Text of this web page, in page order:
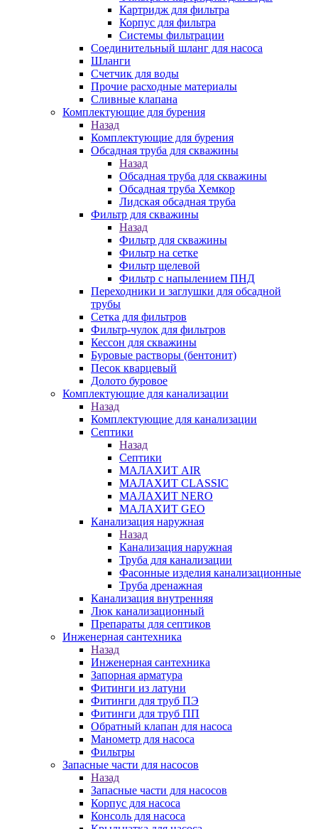
Картридж для фильтра
Корпус для фильтра
Системы фильтрации
Соединительный шланг для насоса
Шланги
Счетчик для воды
Прочие расходные материалы
Сливные клапана
Комплектующие для бурения
Назад
Комплектующие для бурения
Обсадная труба для скважины
Назад
Обсадная труба для скважины
Обсадная труба Хемкор
Лидская обсадная труба
Фильтр для скважины
Назад
Фильтр для скважины
Фильтр на сетке
Фильтр щелевой
Фильтр с напылением ПНД
Переходники и заглушки для обсадной
трубы
Сетка для фильтров
Фильтр-чулок для фильтров
Кессон для скважины
Буровые растворы (бентонит)
Песок кварцевый
Долото буровое
Комплектующие для канализации
Назад
Комплектующие для канализации
Септики
Назад
Септики
МАЛАХИТ AIR
МАЛАХИТ CLASSIC
МАЛАХИТ NERO
МАЛАХИТ GEO
Канализация наружная
Назад
Канализация наружная
Труба для канализации
Фасонные изделия канализационные
Труба дренажная
Канализация внутренняя
Люк канализационный
Препараты для септиков
Инженерная сантехника
Назад
Инженерная сантехника
Запорная арматура
Фитинги из латуни
Фитинги для труб ПЭ
Фитинги для труб ПП
Обратный клапан для насоса
Манометр для насоса
Фильтры
Запасные части для насосов
Назад
Запасные части для насосов
Корпус для насоса
Консоль для насоса